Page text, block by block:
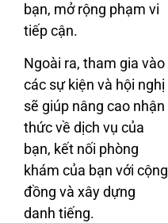
bạn, mở rộng phạm vi
tiếp cận.
Ngoài ra, tham gia vào
các sự kiện và hội nghị
sẽ giúp nâng cao nhận
thức về dịch vụ của
bạn, kết nối phòng
khám của bạn với cộng
đồng và xây dựng
danh tiếng.